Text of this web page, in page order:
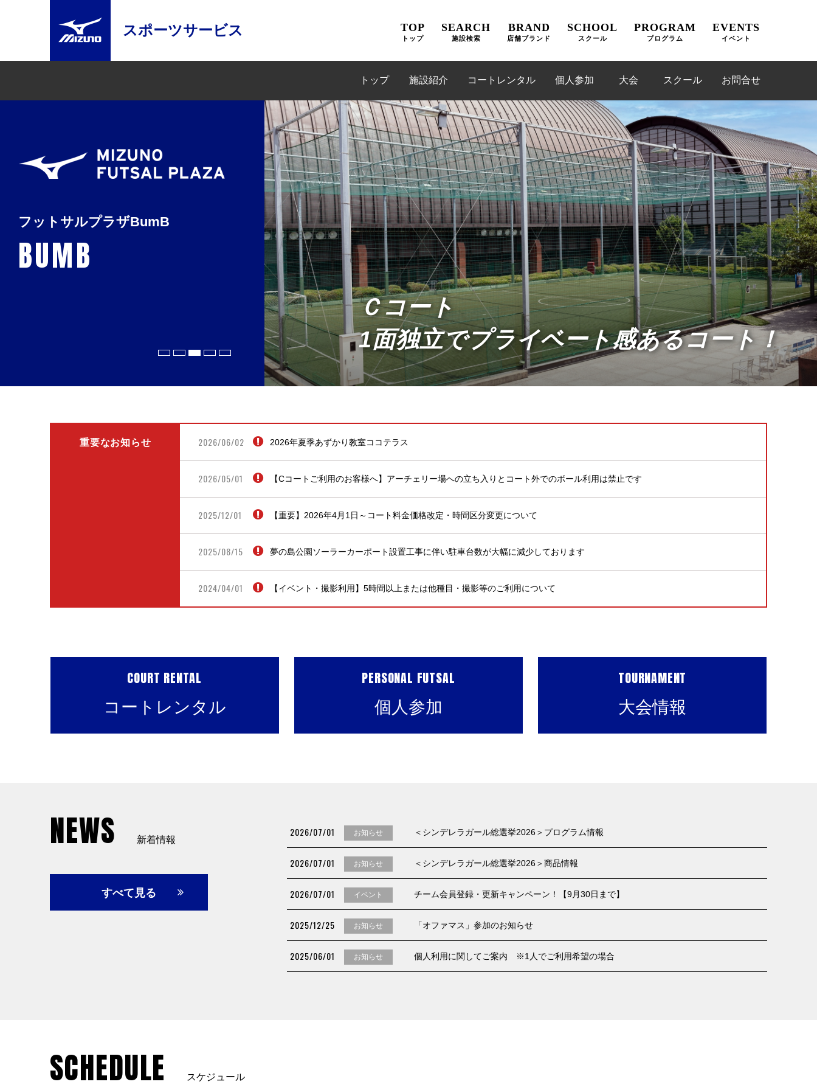
スポーツサービス TOP
トップ
SEARCH
施設検索
BRAND
店舗ブランド
SCHOOL
スクール
PROGRAM
プログラム
EVENTS
イベント
トップ 施設紹介 コートレンタル 個人参加 大会 スクール お問合せ
Ｃコート
1面独立でプライベート感あるコート！
フットサルプラザBumB
BUMB
重要なお知らせ 2026/06/02 2026年夏季あずかり教室ココテラス
2026/05/01 【Cコートご利用のお客様へ】アーチェリー場への立ち入りとコート外でのボール利用は禁止です
2025/12/01 【重要】2026年4月1日～コート料金価格改定・時間区分変更について
2025/08/15 夢の島公園ソーラーカーポート設置工事に伴い駐車台数が大幅に減少しております
2024/04/01 【イベント・撮影利用】5時間以上または他種目・撮影等のご利用について
COURT RENTAL
コートレンタル
PERSONAL FUTSAL
個人参加
TOURNAMENT
大会情報
NEWS 新着情報
すべて見る
2026/07/01 お知らせ ＜シンデレラガール総選挙2026＞プログラム情報
2026/07/01 お知らせ ＜シンデレラガール総選挙2026＞商品情報
2026/07/01 イベント チーム会員登録・更新キャンペーン！【9月30日まで】
2025/12/25 お知らせ 「オファマス」参加のお知らせ
2025/06/01 お知らせ 個人利用に関してご案内 ※1人でご利用希望の場合
SCHEDULE スケジュール